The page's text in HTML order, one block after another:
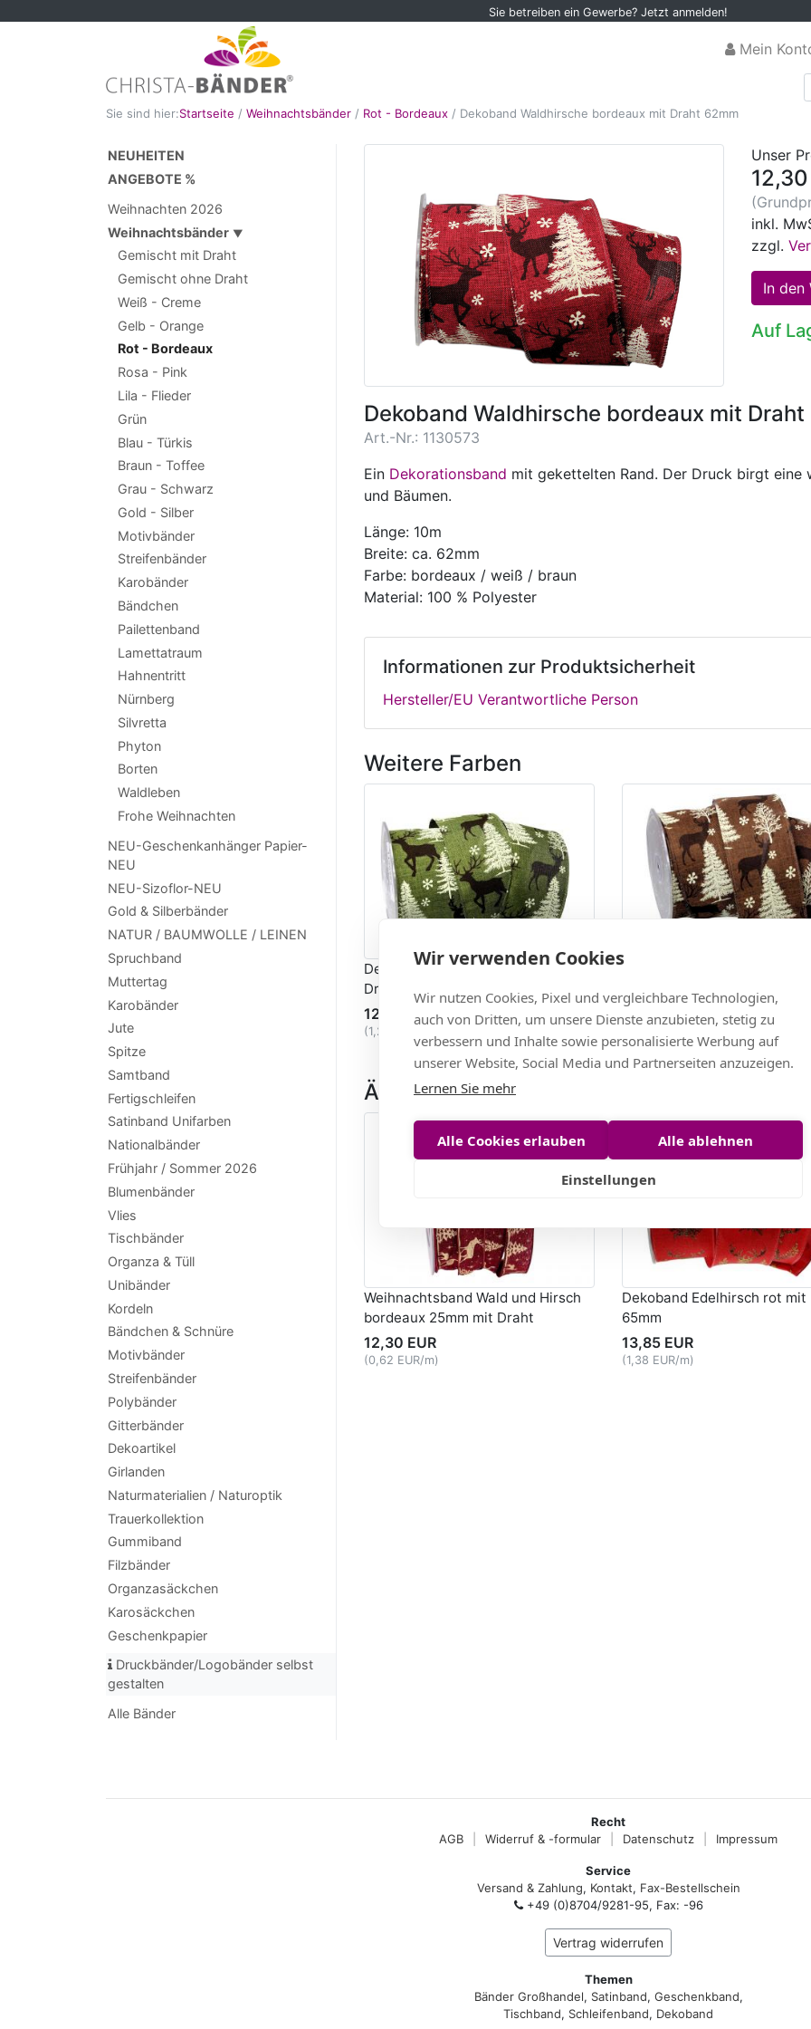
Sie betreiben ein Gewerbe? Jetzt anmelden!
Mein
Sie sind hier:Startseite / Weihnachtsbänder / Rot - Bordeaux / Dekoband Waldhirsche bordeaux mit Draht 62mm
NEUHEITEN
ANGEBOTE %
Weihnachten 2026
Weihnachtsbänder ▼
Gemischt mit Draht
Gemischt ohne Draht
Weiß - Creme
Gelb - Orange
Rot - Bordeaux
Rosa - Pink
Lila - Flieder
Grün
Blau - Türkis
Braun - Toffee
Grau - Schwarz
Gold - Silber
Motivbänder
Streifenbänder
Karobänder
Bändchen
Pailettenband
Lamettatraum
Hahnentritt
Nürnberg
Silvretta
Phyton
Borten
Waldleben
Frohe Weihnachten
NEU-Geschenkanhänger Papier-
NEU
NEU-Sizoflor-NEU
Gold & Silberbänder
NATUR / BAUMWOLLE / LEINEN
Spruchband
Muttertag
Karobänder
Jute
Spitze
Samtband
Fertigschleifen
Satinband Unifarben
Nationalbänder
Frühjahr / Sommer 2026
Blumenbänder
Vlies
Tischbänder
Organza & Tüll
Unibänder
Kordeln
Bändchen & Schnüre
Motivbänder
Streifenbänder
Polybänder
Gitterbänder
Dekoartikel
Girlanden
Naturmaterialien / Naturoptik
Trauerkollektion
Gummiband
Filzbänder
Organzasäckchen
Karosäckchen
Geschenkpapier
Druckbänder/Logobänder selbst
gestalten
Alle Bänder
Unser
12,30
inkl.
zzgl.
Auf
Dekoband Waldhirsche bordeaux mit
Art.-Nr.: 1130573
Ein Dekorationsband mit gekettelten Rand. Der Druck birgt eine
und Bäumen.
Länge: 10m
Breite: ca. 62mm
Farbe: bordeaux / weiß / braun
Material: 100 % Polyester
Informationen zur Produktsicherheit
Hersteller/EU Verantwortliche Person
Weitere Farben
Dekoband Waldhirsche grün mit
Draht 62mm
12,30 EUR
(1,23 EUR/m)
Dekoband Waldhirsche
Draht 62mm
12,30 EUR
Ähnliche Artikel
Weihnachtsband Wald und Hirsch
bordeaux 25mm mit Draht
12,30 EUR
(0,62 EUR/m)
Dekoband Edelhirsch rot mit
65mm
13,85 EUR
(1,38 EUR/m)
Recht
AGB
Widerruf & -formular Datenschutz Impressum
Service
Versand & Zahlung, Kontakt, Fax-Bestellschein
+49 (0)8704/9281-95, Fax: -96
Vertrag widerrufen
Themen
Bänder Großhandel, Satinband, Geschenkband,
Tischband, Schleifenband, Dekoband
Wir verwenden Cookies
Wir nutzen Cookies, Pixel und vergleichbare Technologien,
auch von Dritten, um unsere Dienste anzubieten, stetig zu
verbessern und Inhalte sowie personalisierte Werbung auf
unserer Website, Social Media und Partnerseiten anzuzeigen.
Lernen Sie mehr
Alle Cookies erlauben Alle ablehnen
Einstellungen